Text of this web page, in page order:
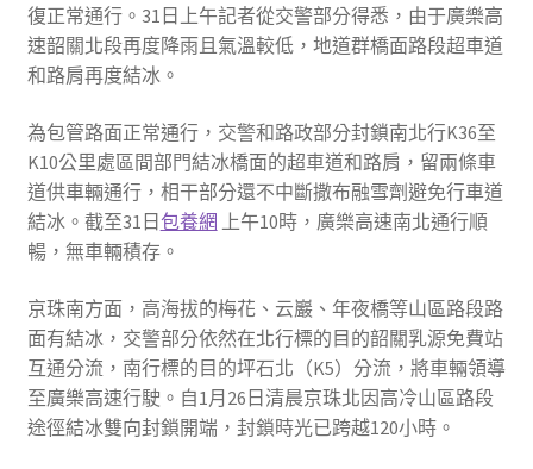
復正常通行。31日上午記者從交警部分得悉，由于廣樂高
速韶關北段再度降雨且氣溫較低，地道群橋面路段超車道
和路肩再度結冰。
為包管路面正常通行，交警和路政部分封鎖南北行K36至
K10公里處區間部門結冰橋面的超車道和路肩，留兩條車
道供車輛通行，相干部分還不中斷撒布融雪劑避免行車道
結冰。截至31日包養網 上午10時，廣樂高速南北通行順
暢，無車輛積存。
京珠南方面，高海拔的梅花、云巖、年夜橋等山區路段路
面有結冰，交警部分依然在北行標的目的韶關乳源免費站
互通分流，南行標的目的坪石北（K5）分流，將車輛領導
至廣樂高速行駛。自1月26日清晨京珠北因高冷山區路段
途徑結冰雙向封鎖開端，封鎖時光已跨越120小時。